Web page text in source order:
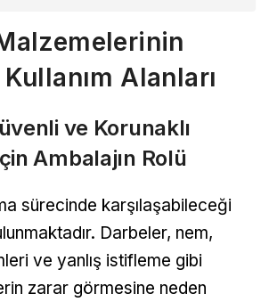
Alanları
ve Korunaklı
Ambalajın Rolü
sürecinde karşılaşabileceği
Darbeler, nem,
ve yanlış istifleme gibi
zarar görmesine neden